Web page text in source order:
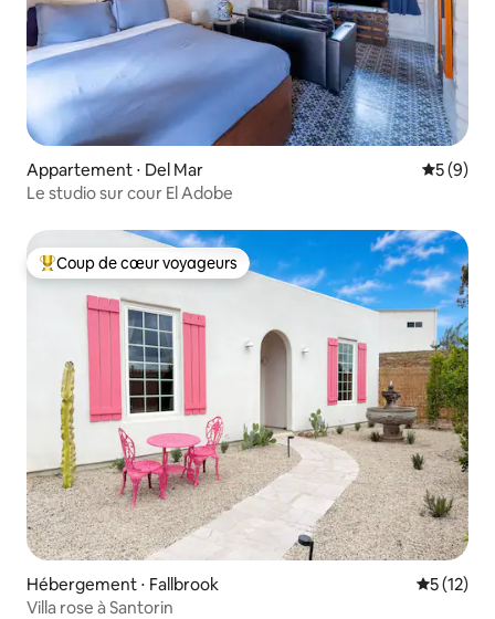
Appartement ⋅ Del Mar
5 (9)
Le studio sur cour El Adobe
Coups de cœur voyageurs les plus appréciés
Coup de cœur voyageurs
Hébergement ⋅ Fallbrook
5 (12)
Villa rose à Santorin